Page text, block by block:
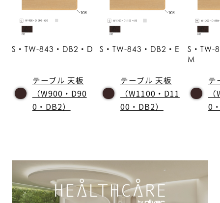
S・TW-843・DB2・D
テーブル 天板
（W900・D90
0・DB2）
S・TW-843・DB2・E
テーブル 天板
（W1100・D11
00・DB2）
S・TW-
M
テ
0